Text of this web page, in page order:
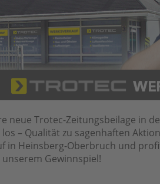
neue Trotec-Zeitungsbeilage in
los – Qualität zu sagenhaften
in Heinsberg-Oberbruch und
Gewinnspiel!